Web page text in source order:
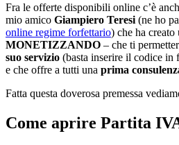
Fra le offerte disponibili online c’è
mio amico Giampiero Teresi (ne ho
online regime forfettario) che ha creato
MONETIZZANDO – che ti
suo servizio (basta inserire il codice in
e che offre a tutti una prima
Fatta questa doverosa premessa
Come aprire Partita